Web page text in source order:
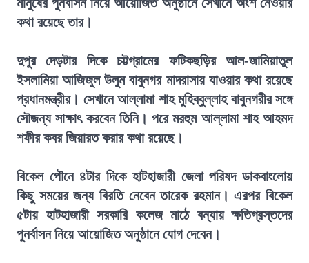
কথা রয়েছে তার।
দুপুর দেড়টার দিকে চট্টগ্রামের ফটিকছড়ির আল-জামিয়াতুল
ইসলামিয়া আজিজুল উলুম বাবুনগর মাদরাসায় যাওয়ার কথা রয়েছে
প্রধানমন্ত্রীর। সেখানে আল্লামা শাহ মুহিব্বুল্লাহ বাবুনগরীর সঙ্গে
সৌজন্য সাক্ষাৎ করবেন তিনি। পরে মরহুম আল্লামা শাহ আহমদ
শফীর কবর জিয়ারত করার কথা রয়েছে।
বিকেল পৌনে ৪টার দিকে হাটহাজারী জেলা পরিষদ ডাকবাংলোয়
কিছু সময়ের জন্য বিরতি নেবেন তারেক রহমান। এরপর বিকেল
৫টায় হাটহাজারী সরকারি কলেজ মাঠে বন্যায় ক্ষতিগ্রস্তদের
পুনর্বাসন নিয়ে আয়োজিত অনুষ্ঠানে যোগ দেবেন।